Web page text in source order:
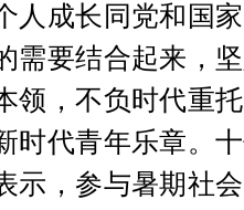
人成长同党和国
需要结合起来，
领，不负时代重
时代青年乐章。
示，参与暑期社